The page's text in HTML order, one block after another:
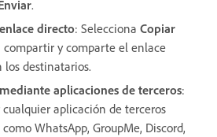
.
directo: Selecciona Copiar
compartir y comparte el enlace
los destinatarios.
aplicaciones de terceros:
aplicación de terceros
WhatsApp, GroupMe, Discord,